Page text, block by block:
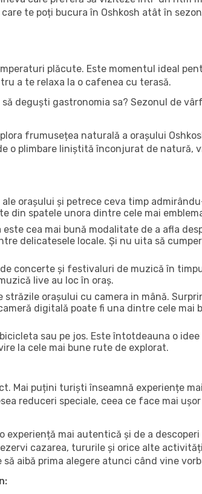
te poți bucura în Oshkosh atât în
plăcute. Este momentul ideal
a te relaxa la o cafenea cu terasă.
deguști gastronomia sa? Sezonul de
frumusețea naturală a orașului
o plimbare liniștită înconjurat de natură,
orașului și petrece ceva timp
din spatele unora dintre cele mai
cea mai bună modalitate de a afla
delicatesele locale. Și nu uita să
concerte și festivaluri de muzică în
live au loc în oraș.
orașului cu camera in mână.
digitală poate fi una dintre cele mai
sau pe jos. Este întotdeauna o idee
la cele mai bune rute de explorat.
Mai puțini turiști înseamnă experiențe
reduceri speciale, ceea ce face mai
experiență mai autentică și de a
cazarea, tururile și orice alte
aibă prima alegere atunci când vine